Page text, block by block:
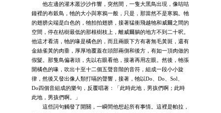
他左邊的灌木叢沙沙作響，突然間，一隻大黑鳥出現，像咕咕
鐘裡的布穀鳥，牠的大小與寒鴉一般，只是，那當然不是寒鴉。牠
的翅膀尖端是白色的，牠拍拍翅膀，接著猛衝飛越牠和威爾之間的
空間，停在枯樹最低的那根樹枝上，離威爾躺的地方不到二十呎。
他這才看清，牠的喙是橘色的，而且兩眼下方有著無毛黃斑，還有
金絲雀黃的肉垂，厚厚地覆蓋在頭部兩側和後方，有如一頂肉做的
假髮。那隻鳥偏著頭，先以右眼看他，接著再用左眼。然後，牠張
開橘色的喙，吹出十至十二個五聲音階的音符，組成一段小小旋
律，然後又發出像人類打嗝的聲響，接著，牠以Do、Do、Sol、
Do四個音組成的樂句，反覆唱著：「此時此地，男孩們啊；此時
此地，男孩們啊。」
這些詞句觸發了開關，一瞬間他想起所有事情。這裡是帕拉，